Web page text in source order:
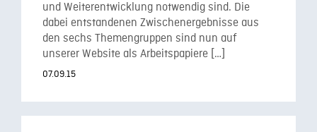
und Weiterentwicklung notwendig sind. Die
dabei entstandenen Zwischenergebnisse aus
den sechs Themengruppen sind nun auf
unserer Website als Arbeitspapiere […]
07.09.15